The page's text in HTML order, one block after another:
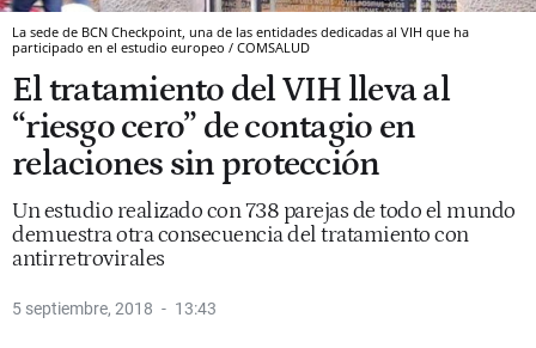
La sede de BCN Checkpoint, una de las entidades dedicadas al VIH que ha
participado en el estudio europeo / COMSALUD
El tratamiento del VIH lleva al
“riesgo cero” de contagio en
relaciones sin protección
Un estudio realizado con 738 parejas de todo el mundo
demuestra otra consecuencia del tratamiento con
antirretrovirales
5 septiembre, 2018 13:43